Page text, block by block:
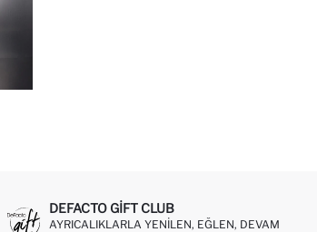
DEFACTO GIFT CLUB
AYRICALIKLARLA YENILEN, EĞLEN, DEVAM